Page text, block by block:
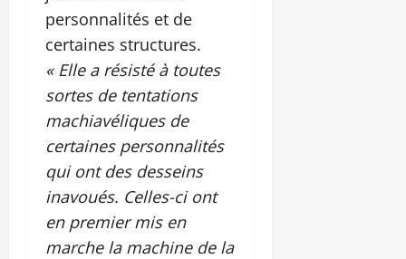
personnalités et de
certaines structures.
« Elle a résisté à toutes
sortes de tentations
machiavéliques de
certaines personnalités
qui ont des desseins
inavoués. Celles-ci ont
en premier mis en
marche la machine de la